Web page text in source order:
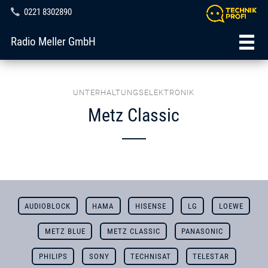
0221 8302890
Radio Meller GmbH
UNTERHALTUNGSELEKTRONIK
Metz Classic
AUDIOBLOCK HAMA HISENSE LG LOEWE
METZ BLUE METZ CLASSIC PANASONIC
PHILIPS SONY TECHNISAT TELESTAR